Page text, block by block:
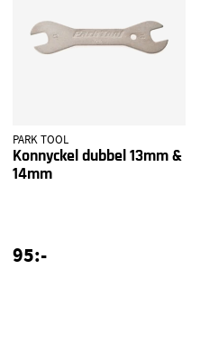
PARK TOOL
Konnyckel dubbel 13mm &
14mm
95:-